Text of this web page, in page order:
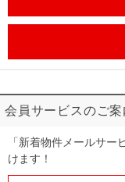
会員サービスのご案
「新着物件メールサ
けます！